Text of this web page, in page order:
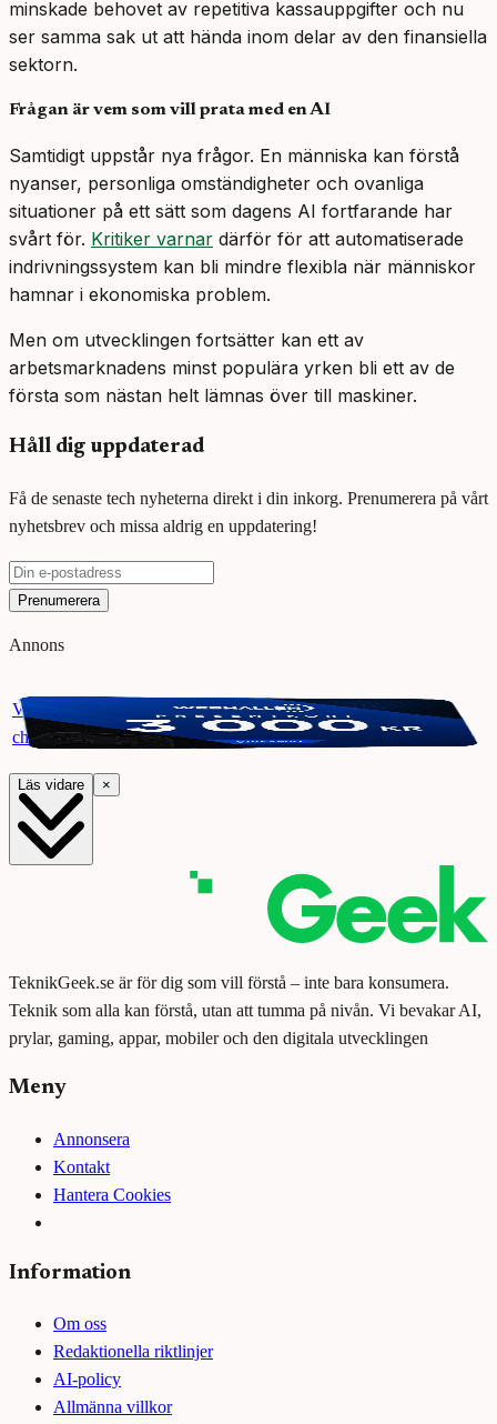
minskade behovet av repetitiva kassauppgifter och nu
ser samma sak ut att hända inom delar av den finansiella
sektorn.
Frågan är vem som vill prata med en AI
Samtidigt uppstår nya frågor. En människa kan förstå
nyanser, personliga omständigheter och ovanliga
situationer på ett sätt som dagens AI fortfarande har
svårt för. Kritiker varnar därför för att automatiserade
indrivningssystem kan bli mindre flexibla när människor
hamnar i ekonomiska problem.
Men om utvecklingen fortsätter kan ett av
arbetsmarknadens minst populära yrken bli ett av de
första som nästan helt lämnas över till maskiner.
Håll dig uppdaterad
Få de senaste tech nyheterna direkt i din inkorg. Prenumerera på vårt
nyhetsbrev och missa aldrig en uppdatering!
Prenumerera
Annons
Vinn ett presentkort på Webhallen. Delta i vår giveaway för
chansen att vinna 3000 kr.
Läs vidare ×
TeknikGeek.se är för dig som vill förstå – inte bara konsumera.
Teknik som alla kan förstå, utan att tumma på nivån. Vi bevakar AI,
prylar, gaming, appar, mobiler och den digitala utvecklingen
Meny
Annonsera
Kontakt
Hantera Cookies
Information
Om oss
Redaktionella riktlinjer
AI-policy
Allmänna villkor